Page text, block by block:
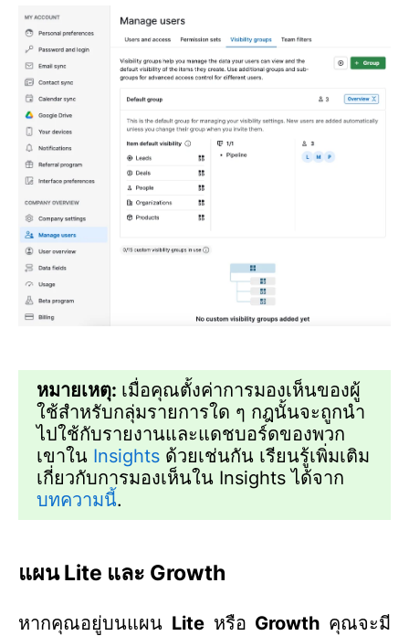
หมายเหตุ: เมื่อคุณตั้งค่าการมองเห็นของผู้
ใช้สำหรับกลุ่มรายการใด ๆ กฎนั้นจะถูกนำ
ไปใช้กับรายงานและแดชบอร์ดของพวก
เขาใน Insights ด้วยเช่นกัน เรียนรู้เพิ่มเติม
เกี่ยวกับการมองเห็นใน Insights ได้จาก
บทความนี้.
แผน Lite และ Growth
หากคุณอยู่บนแผน Liteหรือ Growth คุณจะมี